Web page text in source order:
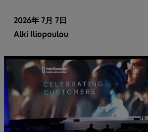
2026年 7月 7日
Alki Iliopoulou